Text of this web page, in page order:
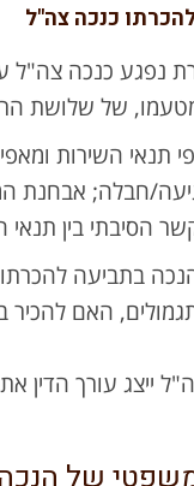
כנכה צה"ל
נפגע כנכה צה"ל
מטעמו, של שלושת
תנאי השירות
חבלה; אבחנת
הסיבתי בין
בתביעה
האם להכיר
ייצג עורך הדין